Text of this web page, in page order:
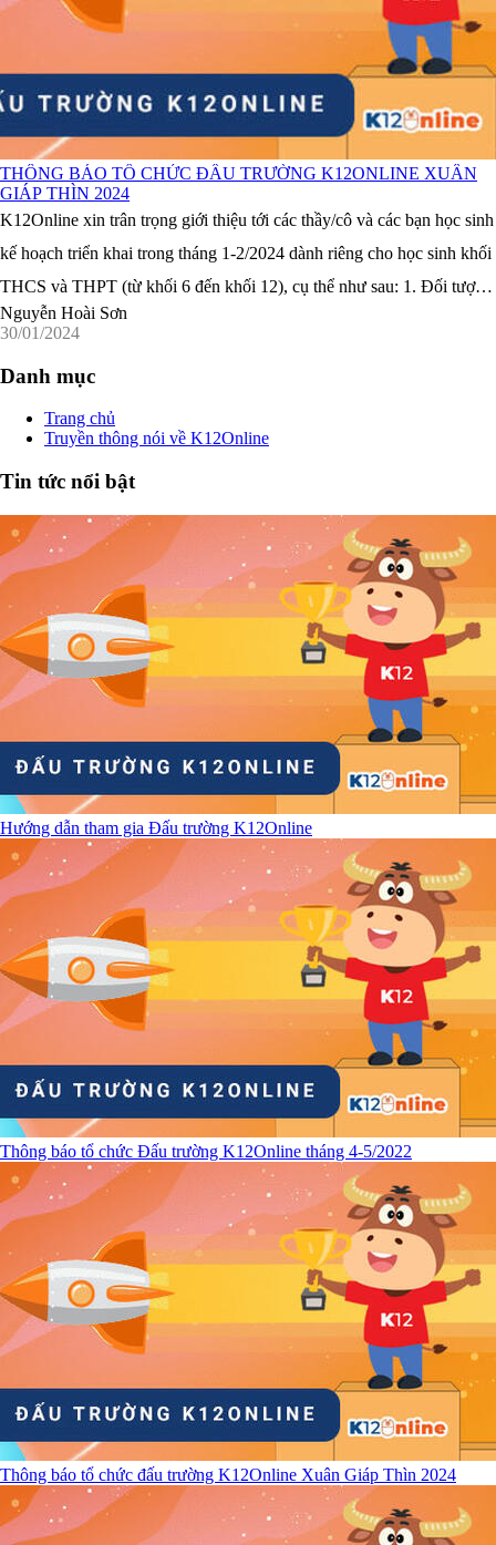
THÔNG BÁO TỔ CHỨC ĐẤU TRƯỜNG K12ONLINE XUÂN
GIÁP THÌN 2024
K12Online xin trân trọng giới thiệu tới các thầy/cô và các bạn học sinh
kế hoạch triển khai trong tháng 1-2/2024 dành riêng cho học sinh khối
THCS và THPT (từ khối 6 đến khối 12), cụ thể như sau: 1. Đối tượng
tham gia- Học sinh khối 6, 7, 8, 9, 10, ...
Nguyễn Hoài Sơn
30/01/2024
Danh mục
Trang chủ
Truyền thông nói về K12Online
Tin tức nổi bật
Hướng dẫn tham gia Đấu trường K12Online
Thông báo tổ chức Đấu trường K12Online tháng 4-5/2022
Thông báo tổ chức đấu trường K12Online Xuân Giáp Thìn 2024